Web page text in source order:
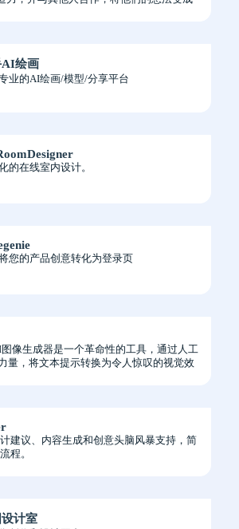
绘画
业的AI绘画/模型/分享平台
的在线室内设计。
您的产品创意转化为登录页
像生成器是一个革命性的工具，通过人工
量，将文本提示转换为令人惊叹的视觉效
建议、内容生成和创意头脑风暴支持，简
程。
计室